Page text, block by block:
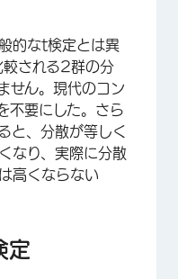
的なt検定とは異
される2群の分
せん。現代のコン
不要にした。さら
と、分散が等しく
なり、実際に分散
高くならない
定